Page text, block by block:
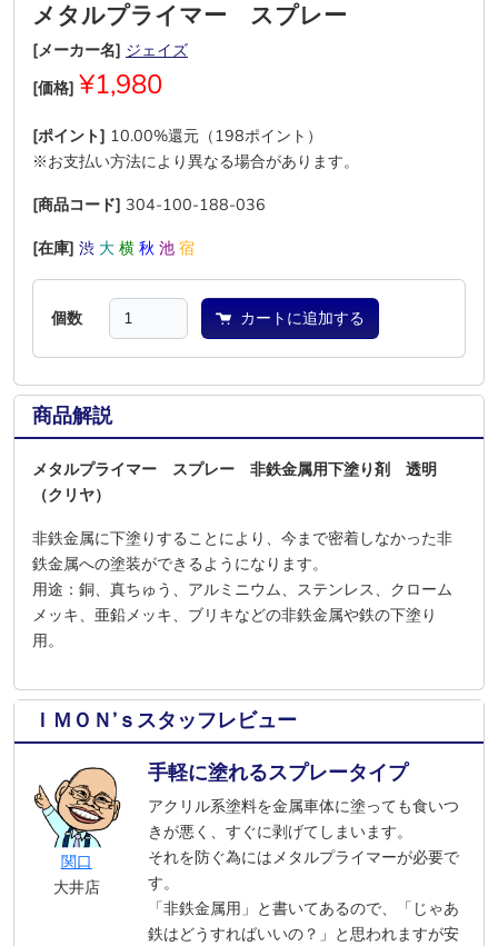
メタルプライマー スプレー
[メーカー名] ジェイズ
[価格] ¥1,980
[ポイント] 10.00%還元（198ポイント）
※お支払い方法により異なる場合があります。
[商品コード] 304-100-188-036
[在庫] 渋 大 横 秋 池 宿
個数 カートに追加する
商品解説
メタルプライマー スプレー 非鉄金属用下塗り剤 透明
（クリヤ）
非鉄金属に下塗りすることにより、今まで密着しなかった非
鉄金属への塗装ができるようになります。
用途：銅、真ちゅう、アルミニウム、ステンレス、クローム
メッキ、亜鉛メッキ、ブリキなどの非鉄金属や鉄の下塗り
用。
ＩＭＯＮ’ｓスタッフレビュー
関口
大井店
手軽に塗れるスプレータイプ
アクリル系塗料を金属車体に塗っても食いつ
きが悪く、すぐに剥げてしまいます。
それを防ぐ為にはメタルプライマーが必要で
す。
「非鉄金属用」と書いてあるので、「じゃあ
鉄はどうすればいいの？」と思われますが安